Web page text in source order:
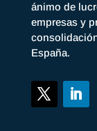
ánimo de
empresas y
España.